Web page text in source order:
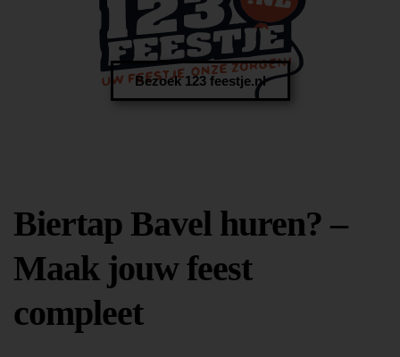
Bezoek 123 feestje.nl
Biertap Bavel huren? –
Maak jouw feest
compleet